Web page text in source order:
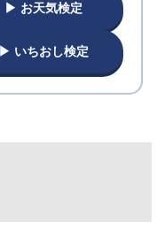
▶ お天気検定
▶ いちおし検定